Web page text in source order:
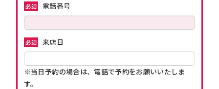
必須 電話番号
必須 来店日
※当日予約の場合は、電話で予約をお願いいたしま
す。